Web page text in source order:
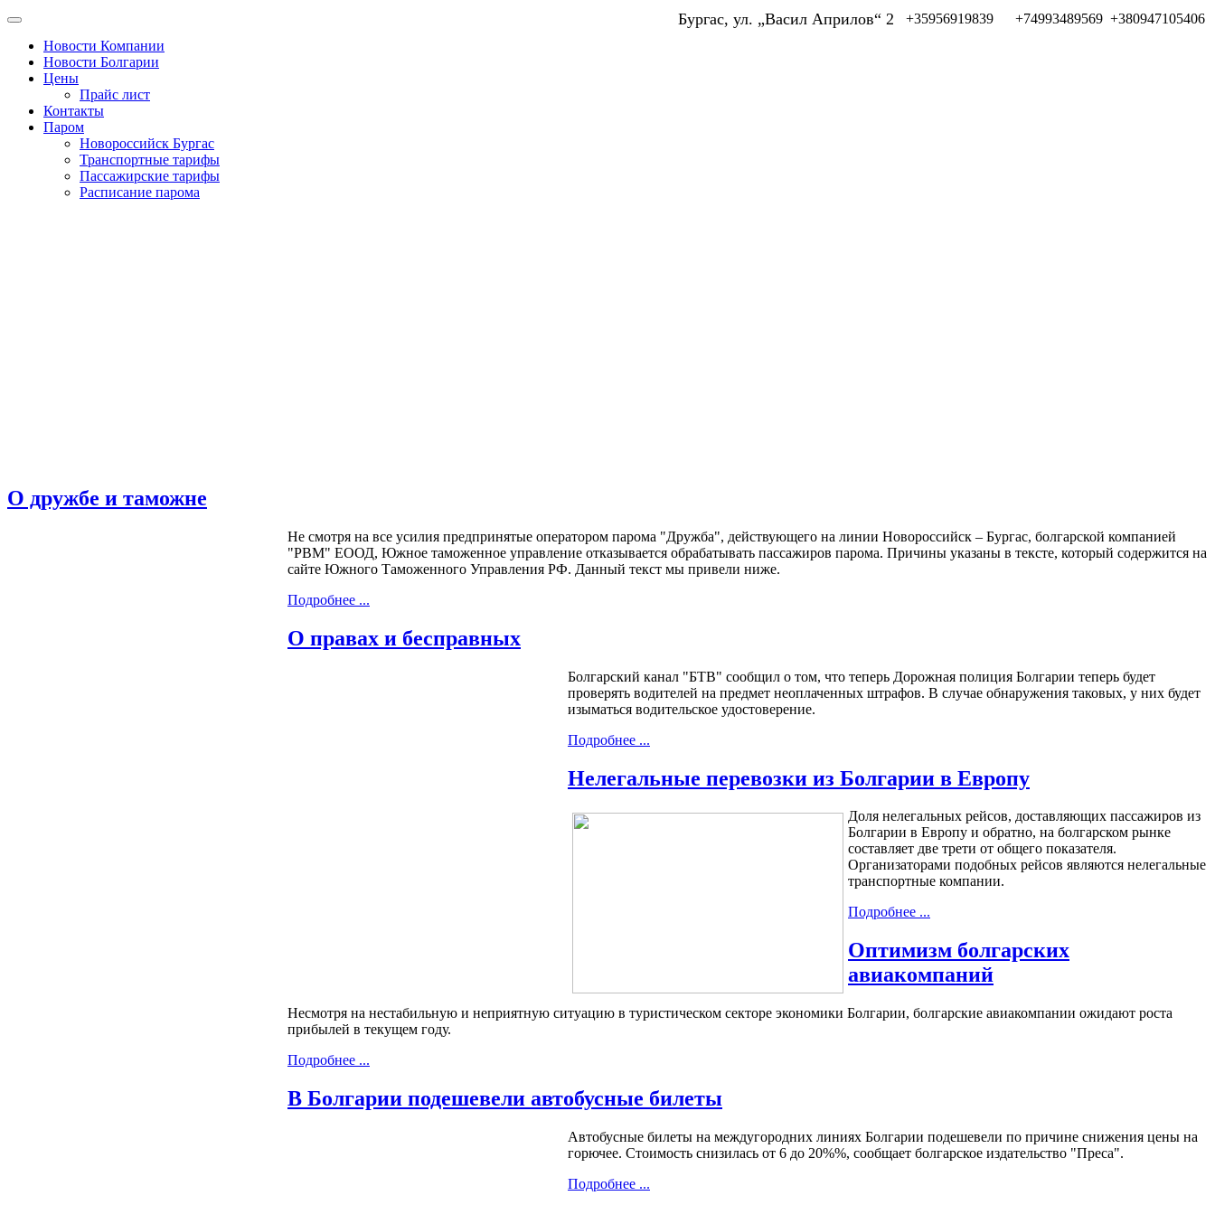
Бургас, ул. „Васил Априлов“ 2 +35956919839 +74993489569 +380947105406
Новости Компании
Новости Болгарии
Цены
Прайс лист
Контакты
Паром
Новороссийск Бургас
Транспортные тарифы
Пассажирские тарифы
Расписание парома
О дружбе и таможне
Не смотря на все усилия предпринятые оператором парома "Дружба", действующего на линии Новороссийск – Бургас, болгарской компанией
"PBM" ЕООД, Южное таможенное управление отказывается обрабатывать пассажиров парома. Причины указаны в тексте, который содержится на
сайте Южного Таможенного Управления РФ. Данный текст мы привели ниже.
Подробнее ...
О правах и бесправных
Болгарский канал "БТВ" сообщил о том, что теперь Дорожная полиция Болгарии теперь будет
проверять водителей на предмет неоплаченных штрафов. В случае обнаружения таковых, у них будет
изыматься водительское удостоверение.
Подробнее ...
Нелегальные перевозки из Болгарии в Европу
Доля нелегальных рейсов, доставляющих пассажиров из
Болгарии в Европу и обратно, на болгарском рынке
составляет две трети от общего показателя.
Организаторами подобных рейсов являются нелегальные
транспортные компании.
Подробнее ...
Оптимизм болгарских
авиакомпаний
Несмотря на нестабильную и неприятную ситуацию в туристическом секторе экономики Болгарии, болгарские авиакомпании ожидают роста
прибылей в текущем году.
Подробнее ...
В Болгарии подешевели автобусные билеты
Автобусные билеты на междугородних линиях Болгарии подешевели по причине снижения цены на
горючее. Стоимость снизилась от 6 до 20%%, сообщает болгарское издательство "Преса".
Подробнее ...